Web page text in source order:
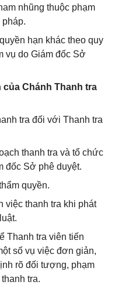
nhũng thuộc phạm
hạn khác theo quy
vụ do Giám đốc Sở
của Chánh Thanh tra
tra đối với Thanh tra
thanh tra và tổ chức
đốc Sở phê duyệt.
quyền.
việc thanh tra khi phát
Thanh tra viên tiến
số vụ việc đơn giản,
rõ đối tượng, phạm
tra.